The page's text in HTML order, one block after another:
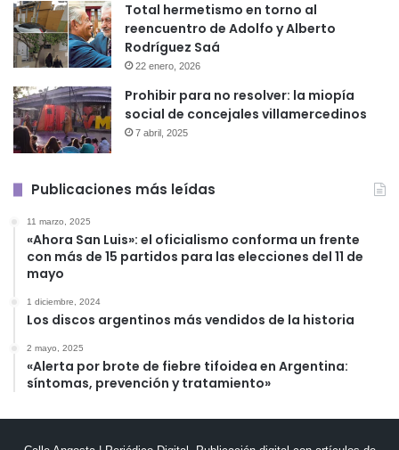
Total hermetismo en torno al
reencuentro de Adolfo y Alberto
Rodríguez Saá
22 enero, 2026
Prohibir para no resolver: la miopía
social de concejales villamercedinos
7 abril, 2025
Publicaciones más leídas
11 marzo, 2025
«Ahora San Luis»: el oficialismo conforma un frente
con más de 15 partidos para las elecciones del 11 de
mayo
1 diciembre, 2024
Los discos argentinos más vendidos de la historia
2 mayo, 2025
«Alerta por brote de fiebre tifoidea en Argentina:
síntomas, prevención y tratamiento»